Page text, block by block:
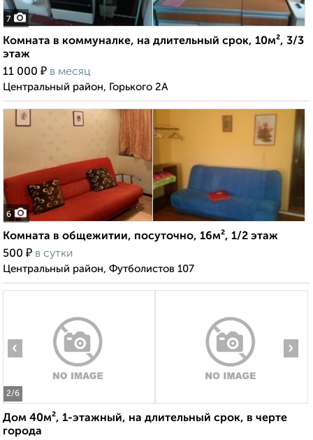
7
Комната в коммуналке, на длительный срок, 10м², 3/3
этаж
11 000 ₽ в месяц
Центральный район, Горького 2А
6
Комната в общежитии, посуточно, 16м², 1/2 этаж
500 ₽ в сутки
Центральный район, Футболистов 107
2/6
‹ ›
Дом 40м², 1-этажный, на длительный срок, в черте
города